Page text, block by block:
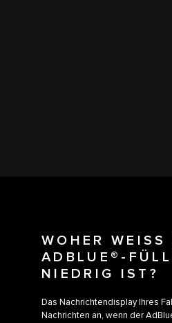
WOHER
ADBLUE®-
NIEDRIG IST?
Das Nachrichtendisplay Ihres
Nachrichten an, wenn der